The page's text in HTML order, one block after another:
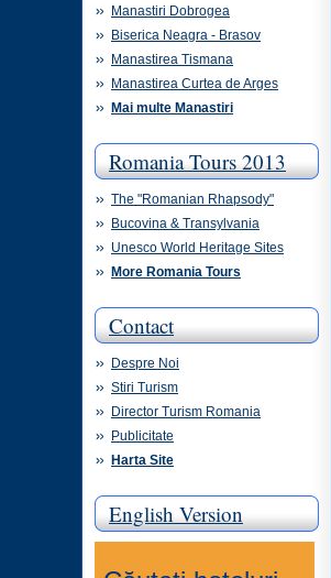
Manastiri Dobrogea
Biserica Neagra - Brasov
Manastirea Tismana
Manastirea Curtea de Arges
Mai multe Manastiri
Romania Tours 2013
The "Romanian Rhapsody"
Bucovina & Transylvania
Unesco World Heritage Sites
More Romania Tours
Contact
Despre Noi
Stiri Turism
Director Turism Romania
Publicitate
Harta Site
English Version